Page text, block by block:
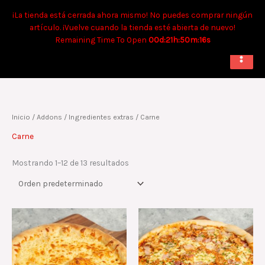
¡La tienda está cerrada ahora mismo! No puedes comprar ningún
artículo. ¡Vuelve cuando la tienda esté abierta de nuevo!
Remaining Time To Open 00d:21h:50m:15s
Tiempo aproximado para envíos a domicilio: 90 min. Para retiro:
40 min.
contenido
Inicio / Addons / Ingredientes extras / Carne
Carne
Mostrando 1–12 de 13 resultados